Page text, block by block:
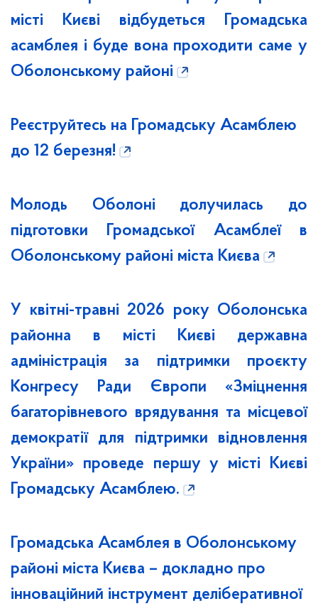
місті Києві відбудеться Громадська
асамблея і буде вона проходити саме у
Оболонському районі
Реєструйтесь на Громадську Асамблею
до 12 березня!
Молодь Оболоні долучилась до
підготовки Громадської Асамблеї в
Оболонському районі міста Києва
У квітні-травні 2026 року Оболонська
районна в місті Києві державна
адміністрація за підтримки проєкту
Конгресу Ради Європи «Зміцнення
багаторівневого врядування та місцевої
демократії для підтримки відновлення
України» проведе першу у місті Києві
Громадську Асамблею.
Громадська Асамблея в Оболонському
районі міста Києва – докладно про
інноваційний інструмент деліберативної